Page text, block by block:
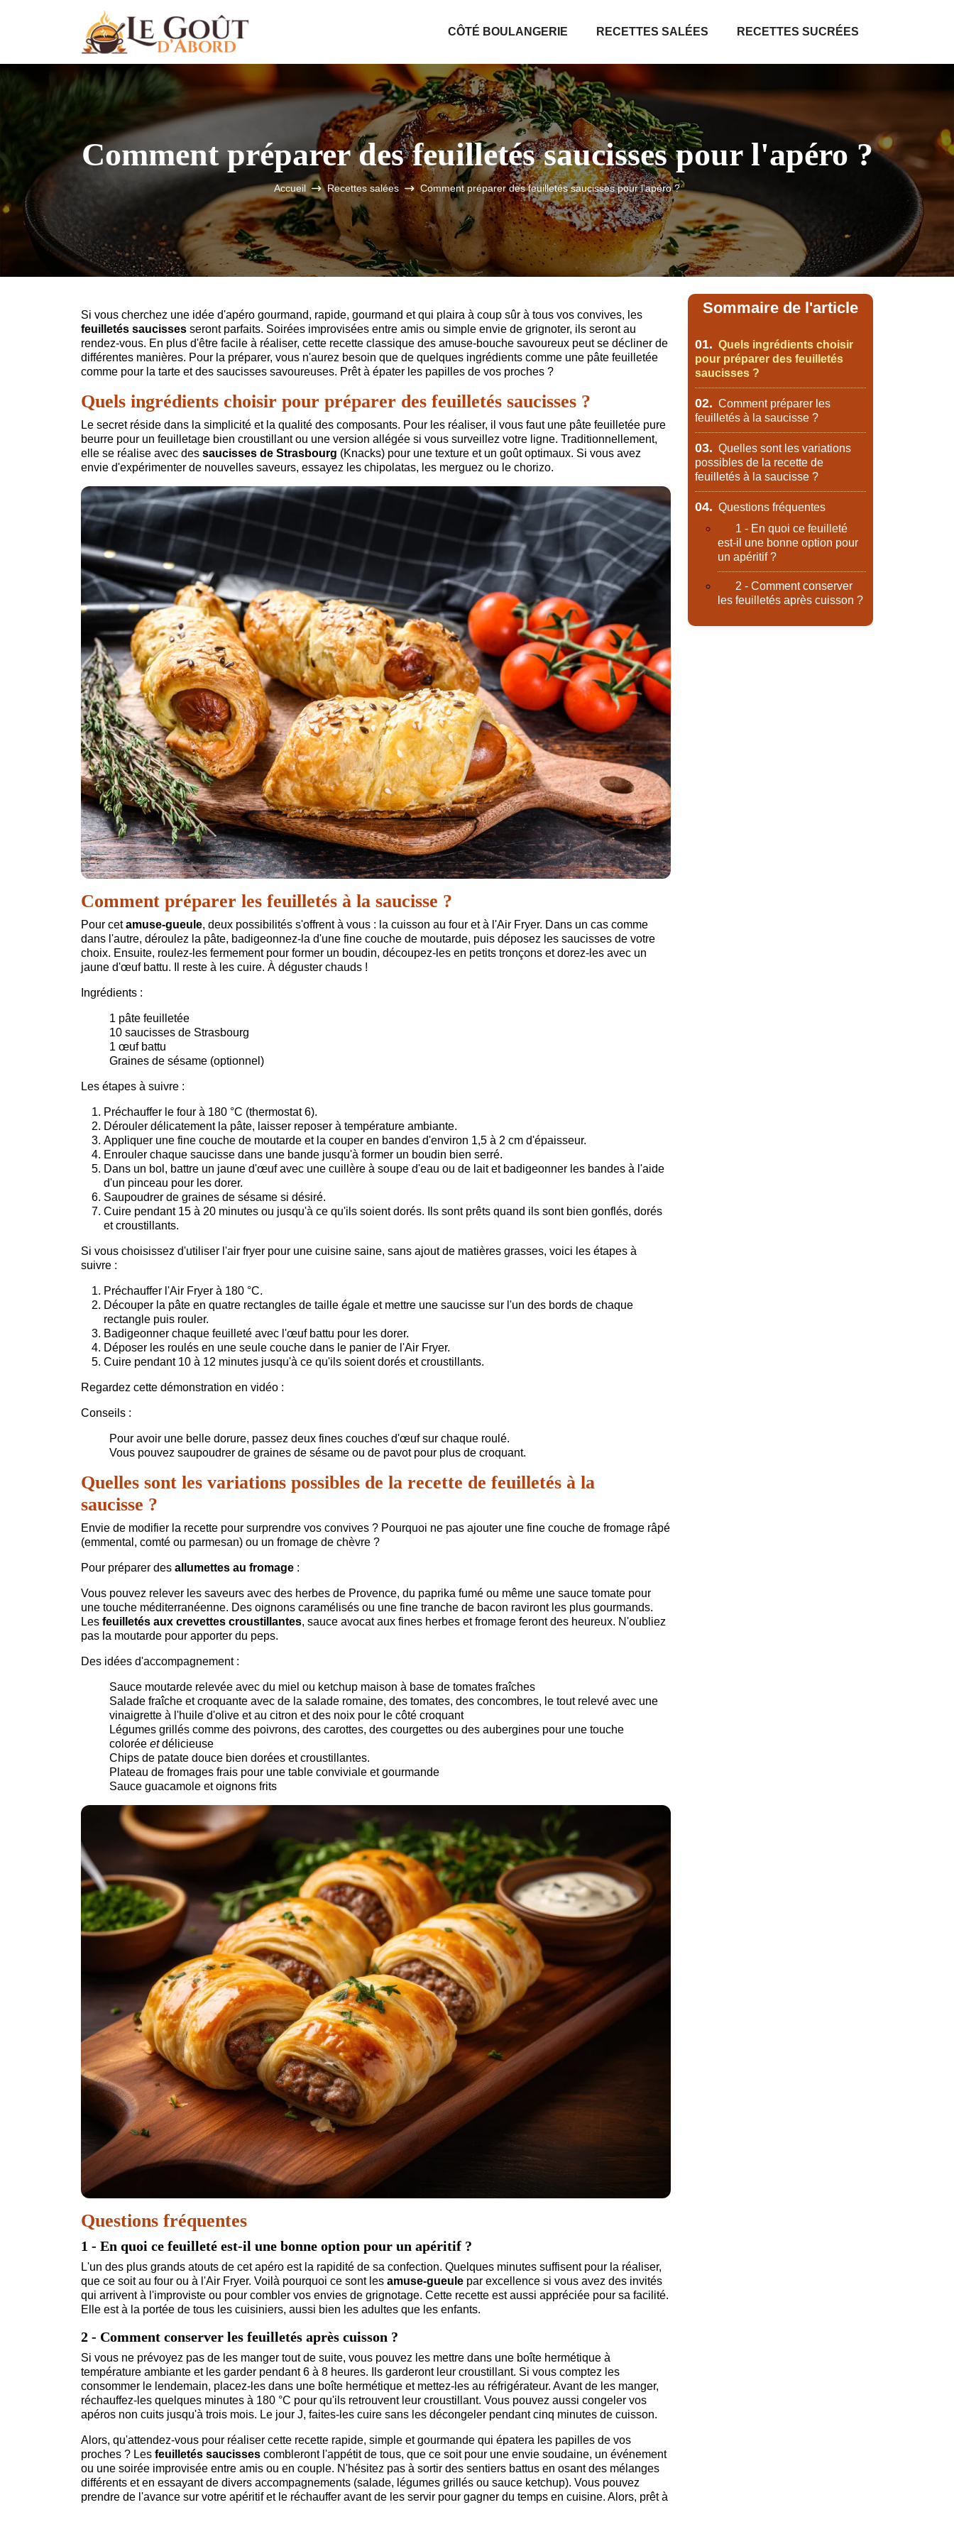
CÔTÉ BOULANGERIE RECETTES SALÉES RECETTES SUCRÉES
Comment préparer des feuilletés saucisses pour l'apéro ?
Accueil Recettes salées Comment préparer des feuilletés saucisses pour l'apéro ?
Si vous cherchez une idée d'apéro gourmand, rapide, gourmand et qui plaira à coup sûr à tous vos convives, les
feuilletés saucisses seront parfaits. Soirées improvisées entre amis ou simple envie de grignoter, ils seront au
rendez-vous. En plus d'être facile à réaliser, cette recette classique des amuse-bouche savoureux peut se décliner de
différentes manières. Pour la préparer, vous n'aurez besoin que de quelques ingrédients comme une pâte feuilletée
comme pour la tarte et des saucisses savoureuses. Prêt à épater les papilles de vos proches ?
Quels ingrédients choisir pour préparer des feuilletés saucisses ?
Le secret réside dans la simplicité et la qualité des composants. Pour les réaliser, il vous faut une pâte feuilletée pure
beurre pour un feuilletage bien croustillant ou une version allégée si vous surveillez votre ligne. Traditionnellement,
elle se réalise avec des saucisses de Strasbourg (Knacks) pour une texture et un goût optimaux. Si vous avez
envie d'expérimenter de nouvelles saveurs, essayez les chipolatas, les merguez ou le chorizo.
Comment préparer les feuilletés à la saucisse ?
Pour cetamuse-gueule, deux possibilités s'offrent à vous : la cuisson au four et à l'Air Fryer. Dans un cas comme
dans l'autre, déroulez la pâte, badigeonnez-la d'une fine couche de moutarde, puis déposez les saucisses de votre
choix. Ensuite, roulez-les fermement pour former un boudin, découpez-les en petits tronçons et dorez-les avec un
jaune d'œuf battu. Il reste à les cuire. À déguster chauds !
Ingrédients :
1 pâte feuilletée
10 saucisses de Strasbourg
1 œuf battu
Graines de sésame (optionnel)
Les étapes à suivre :
Préchauffer le four à 180 °C (thermostat 6).
Dérouler délicatement la pâte, laisser reposer à température ambiante.
Appliquer une fine couche de moutarde et la couper en bandes d'environ 1,5 à 2 cm d'épaisseur.
Enrouler chaque saucisse dans une bande jusqu'à former un boudin bien serré.
Dans un bol, battre un jaune d'œuf avec une cuillère à soupe d'eau ou de lait et badigeonner les bandes à l'aide
d'un pinceau pour les dorer.
Saupoudrer de graines de sésame si désiré.
Cuire pendant 15 à 20 minutes ou jusqu'à ce qu'ils soient dorés. Ils sont prêts quand ils sont bien gonflés, dorés
et croustillants.
Si vous choisissez d'utiliser l'air fryer pour une cuisine saine, sans ajout de matières grasses, voici les étapes à
suivre :
Préchauffer l'Air Fryer à 180 °C.
Découper la pâte en quatre rectangles de taille égale et mettre une saucisse sur l'un des bords de chaque
rectangle puis rouler.
Badigeonner chaque feuilleté avec l'œuf battu pour les dorer.
Déposer les roulés en une seule couche dans le panier de l'Air Fryer.
Cuire pendant 10 à 12 minutes jusqu'à ce qu'ils soient dorés et croustillants.
Regardez cette démonstration en vidéo :
Conseils :
Pour avoir une belle dorure, passez deux fines couches d'œuf sur chaque roulé.
Vous pouvez saupoudrer de graines de sésame ou de pavot pour plus de croquant.
Quelles sont les variations possibles de la recette de feuilletés à la
saucisse ?
Envie de modifier la recette pour surprendre vos convives ? Pourquoi ne pas ajouter une fine couche de fromage râpé
(emmental, comté ou parmesan) ou un fromage de chèvre ?
Pour préparer des allumettes au fromage :
Vous pouvez relever les saveurs avec des herbes de Provence, du paprika fumé ou même une sauce tomate pour
une touche méditerranéenne. Des oignons caramélisés ou une fine tranche de bacon raviront les plus gourmands.
Les feuilletés aux crevettes croustillantes, sauce avocat aux fines herbes et fromage feront des heureux. N'oubliez
pas la moutarde pour apporter du peps.
Des idées d'accompagnement :
Sauce moutarde relevée avec du miel ou ketchup maison à base de tomates fraîches
Salade fraîche et croquante avec de la salade romaine, des tomates, des concombres, le tout relevé avec une
vinaigrette à l'huile d'olive et au citron et des noix pour le côté croquant
Légumes grillés comme des poivrons, des carottes, des courgettes ou des aubergines pour une touche
colorée etdélicieuse
Chips de patate douce bien dorées et croustillantes.
Plateau de fromages frais pour une table conviviale et gourmande
Sauce guacamole et oignons frits
Questions fréquentes
1 - En quoi ce feuilleté est-il une bonne option pour un apéritif ?
L'un des plus grands atouts de cet apéro est la rapidité de sa confection. Quelques minutes suffisent pour la réaliser,
que ce soit au four ou à l'Air Fryer. Voilà pourquoi ce sont les amuse-gueule par excellence si vous avez des invités
qui arrivent à l'improviste ou pour combler vos envies de grignotage. Cette recette est aussi appréciée pour sa facilité.
Elle est à la portée de tous les cuisiniers, aussi bien les adultes que les enfants.
2 - Comment conserver les feuilletés après cuisson ?
Si vous ne prévoyez pas de les manger tout de suite, vous pouvez les mettre dans une boîte hermétique à
température ambiante et les garder pendant 6 à 8 heures. Ils garderont leur croustillant. Si vous comptez les
consommer le lendemain, placez-les dans une boîte hermétique et mettez-les au réfrigérateur. Avant de les manger,
réchauffez-les quelques minutes à 180 °C pour qu'ils retrouvent leur croustillant. Vous pouvez aussi congeler vos
apéros non cuits jusqu'à trois mois. Le jour J, faites-les cuire sans les décongeler pendant cinq minutes de cuisson.
Alors, qu'attendez-vous pour réaliser cette recette rapide, simple et gourmande qui épatera les papilles de vos
proches ? Les feuilletés saucisses combleront l'appétit de tous, que ce soit pour une envie soudaine, un événement
ou une soirée improvisée entre amis ou en couple. N'hésitez pas à sortir des sentiers battus en osant des mélanges
différents et en essayant de divers accompagnements (salade, légumes grillés ou sauce ketchup). Vous pouvez
prendre de l'avance sur votre apéritif et le réchauffer avant de les servir pour gagner du temps en cuisine. Alors, prêt à
Sommaire de l'article
01. Quels ingrédients choisir
pour préparer des feuilletés
saucisses ?
02. Comment préparer les
feuilletés à la saucisse ?
03. Quelles sont les variations
possibles de la recette de
feuilletés à la saucisse ?
04. Questions fréquentes
1 - En quoi ce feuilleté
est-il une bonne option pour
un apéritif ?
2 - Comment conserver
les feuilletés après cuisson ?